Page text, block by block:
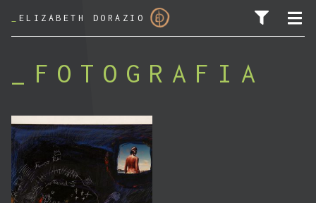
ELIZABETH DORAZIO
FOTOGRAFIA